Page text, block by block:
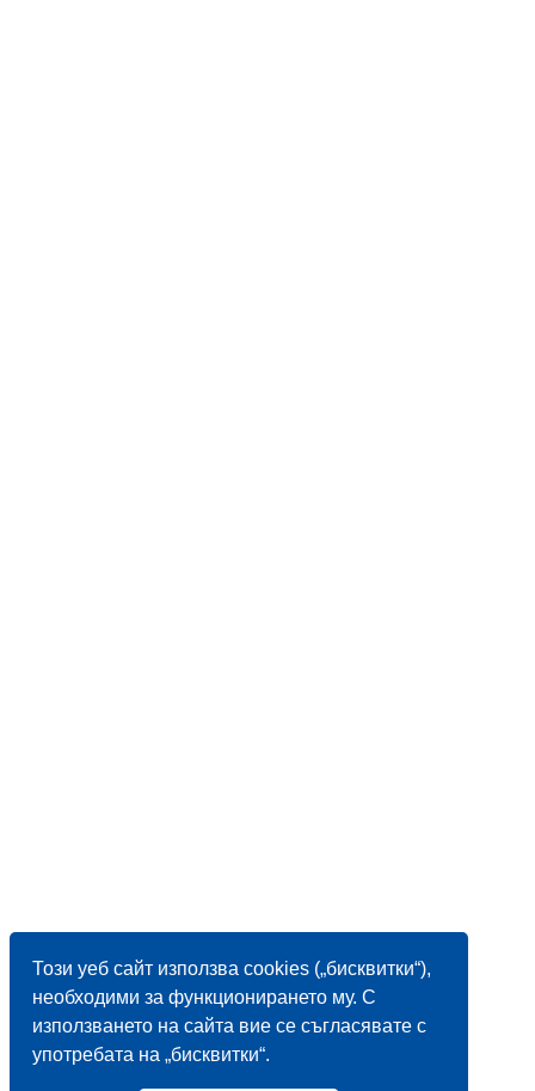
Този уеб сайт използва cookies („бисквитки“),
необходими за функционирането му. С
използването на сайта вие се съгласявате с
употребата на „бисквитки“.